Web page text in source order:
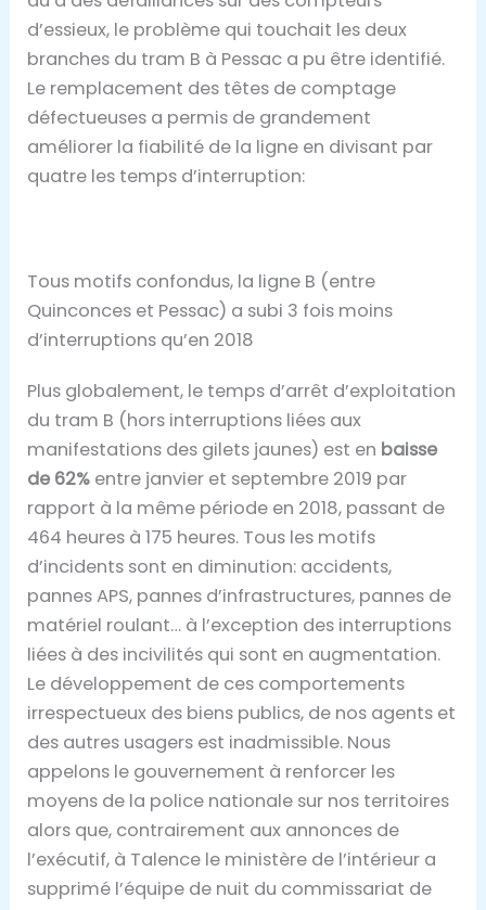
d’essieux, le problème qui touchait les deux
branches du tram B à Pessac a pu être identifié.
Le remplacement des têtes de comptage
défectueuses a permis de grandement
améliorer la fiabilité de la ligne en divisant par
quatre les temps d’interruption:
Tous motifs confondus, la ligne B (entre
Quinconces et Pessac) a subi 3 fois moins
d’interruptions qu’en 2018
Plus globalement, le temps d’arrêt d’exploitation
du tram B (hors interruptions liées aux
manifestations des gilets jaunes) est en baisse
de 62% entre janvier et septembre 2019 par
rapport à la même période en 2018, passant de
464 heures à 175 heures. Tous les motifs
d’incidents sont en diminution: accidents,
pannes APS, pannes d’infrastructures, pannes de
matériel roulant… à l’exception des interruptions
liées à des incivilités qui sont en augmentation.
Le développement de ces comportements
irrespectueux des biens publics, de nos agents et
des autres usagers est inadmissible. Nous
appelons le gouvernement à renforcer les
moyens de la police nationale sur nos territoires
alors que, contrairement aux annonces de
l’exécutif, à Talence le ministère de l’intérieur a
supprimé l’équipe de nuit du commissariat de